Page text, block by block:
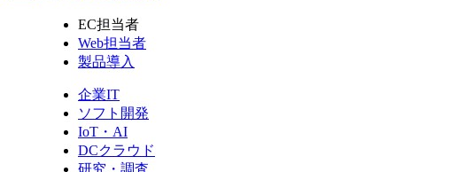
EC担当者
Web担当者
製品導入
企業IT
ソフト開発
IoT・AI
DCクラウド
研究・調査